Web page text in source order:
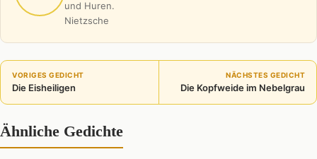
und Huren.
Nietzsche
VORIGES GEDICHT
Die Eisheiligen
NÄCHSTES GEDICHT
Die Kopfweide im Nebelgrau
Ähnliche Gedichte